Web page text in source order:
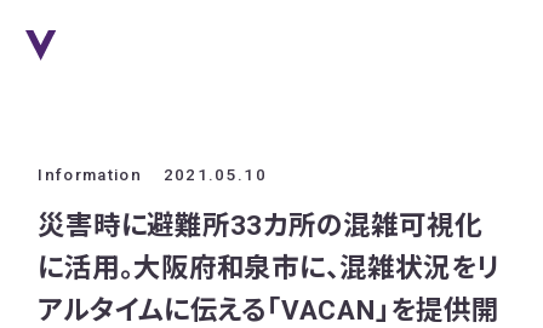
Information 2021.05.10
災害時に避難所33カ所の混雑可視化
に活用。大阪府和泉市に、混雑状況をリ
アルタイムに伝える「VACAN」を提供開